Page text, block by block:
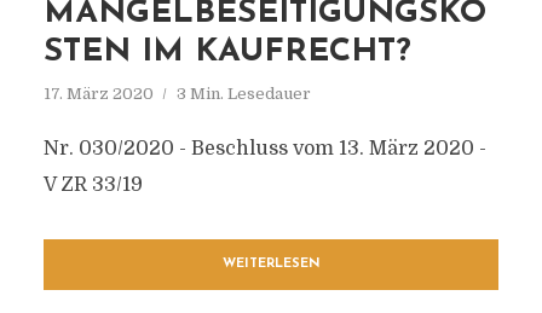
MÄNGELBESEITIGUNGSKO
STEN IM KAUFRECHT?
17. März 2020 3 Min. Lesedauer
Nr. 030/2020 - Beschluss vom 13. März 2020 -
V ZR 33/19
WEITERLESEN